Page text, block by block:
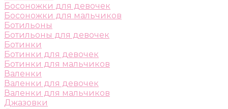
Босоножки для девочек
Босоножки для мальчиков
Ботильоны
Ботильоны для девочек
Ботинки
Ботинки для девочек
Ботинки для мальчиков
Валенки
Валенки для девочек
Валенки для мальчиков
Джазовки